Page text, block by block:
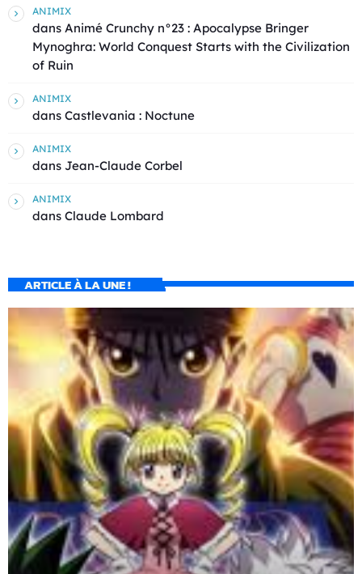
ANIMIX
dans Animé Crunchy n°23 : Apocalypse Bringer
Mynoghra: World Conquest Starts with the Civilization
of Ruin
ANIMIX
dans Castlevania : Noctune
ANIMIX
dans Jean-Claude Corbel
ANIMIX
dans Claude Lombard
ARTICLE À LA UNE !